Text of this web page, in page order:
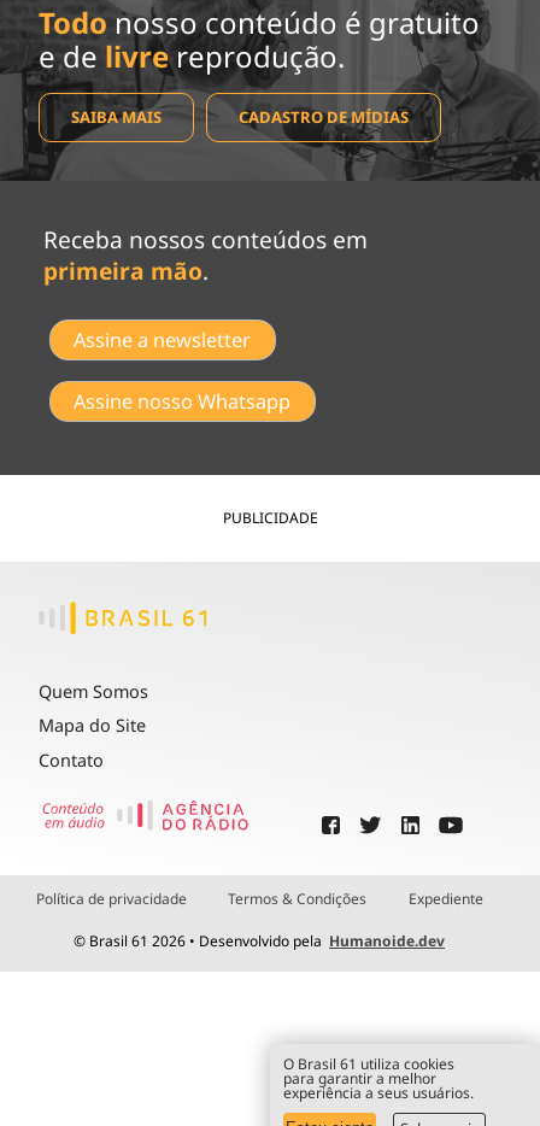
Todo nosso conteúdo é gratuito
e de livrereprodução.
SAIBA MAIS CADASTRO DE MÍDIAS
Receba nossos conteúdos em
primeira mão.
Assine a newsletter
Assine nosso Whatsapp
PUBLICIDADE
Quem Somos
Mapa do Site
Contato
Política de privacidade Termos & Condições Expediente
© Brasil 61 2026 • Desenvolvido pela Humanoide.dev
O Brasil 61 utiliza cookies
para garantir a melhor
experiência a seus usuários.